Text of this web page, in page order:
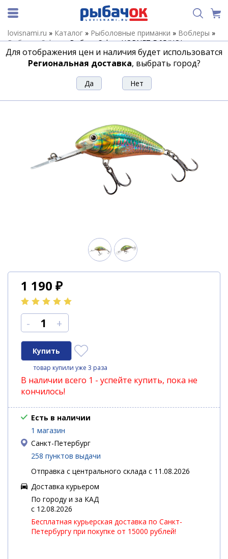
lovisnami.ru » Каталог » Рыболовные приманки » Воблеры »
Воблеры Salmo»Воблер Salmo HORNET F 05/HOI
Воблер Salmo HORNET F 05/HOI
1 190 ₽
- +
товар купили уже 3 раза
В наличии всего 1 - успейте купить, пока не
кончилось!
Есть в наличии
1 магазин
Санкт-Петербург
258 пунктов выдачи
Отправка с центрального склада с 11.08.2026
Доставка курьером
По городу и за КАД
c 12.08.2026
Бесплатная курьерская доставка по Санкт-
Петербургу при покупке от 15000 рублей!
Для отображения цен и наличия будет использоватся
Региональная доставка, выбрать город?